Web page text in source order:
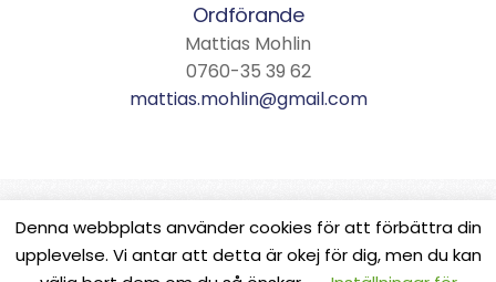
Ordförande
Mattias Mohlin
0760-35 39 62
mattias.mohlin@gmail.com
Denna webbplats använder cookies för att förbättra din
upplevelse. Vi antar att detta är okej för dig, men du kan